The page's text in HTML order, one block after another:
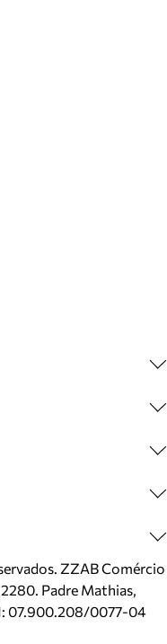
ZZAB Comércio
Padre Mathias,
07.900.208/0077-04